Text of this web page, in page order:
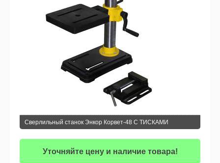
Сверлильный станок Энкор Корвет-48 С ТИСКАМИ
Уточняйте цену и наличие товара!